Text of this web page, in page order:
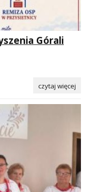
Górali
czytaj więcej